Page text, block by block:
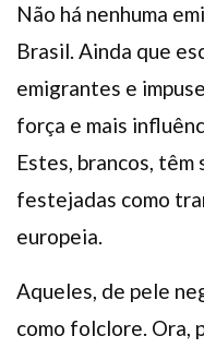
Não há nenhuma
Brasil. Ainda que
emigrantes e
força e mais
Estes, brancos,
festejadas como
europeia.
Aqueles, de pele
como folclore. Ora,